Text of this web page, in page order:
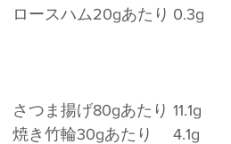
ロースハム20gあたり	0.3g
さつま揚げ80gあたり	11.1g
焼き竹輪30gあたり	4.1g